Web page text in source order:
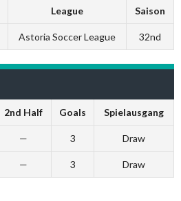
League Saison
Astoria Soccer League 32nd
2nd Half Goals Spielausgang
— 3 Draw
— 3 Draw